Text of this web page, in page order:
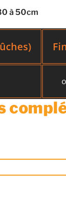
à 50cm